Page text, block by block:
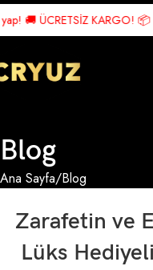
KARGO! 📦 🎁
Blog
Ana Sayfa Blog
Zarafetin ve
Lüks